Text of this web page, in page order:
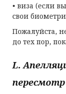
• виза (если
свои
Пожалуйста,
до тех пор,
L.
пересмотр